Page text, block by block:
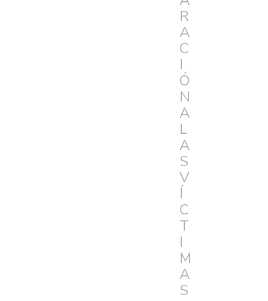
R
A
C
I
Ó
N
A
L
A
S
V
Í
C
T
I
M
A
S